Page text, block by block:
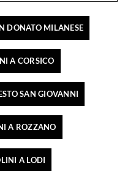
DONATO MILANESE
A CORSICO
SAN GIOVANNI
A ROZZANO
A LODI